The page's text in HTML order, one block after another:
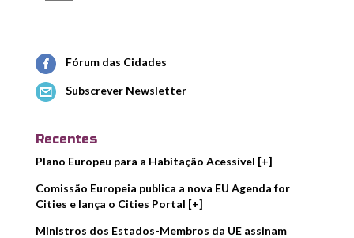
Fórum das Cidades
Subscrever Newsletter
Recentes
Plano Europeu para a Habitação Acessível [+]
Comissão Europeia publica a nova EU Agenda for
Cities e lança o Cities Portal [+]
Ministros dos Estados-Membros da UE assinam